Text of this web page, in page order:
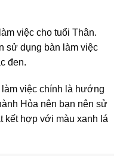
việc cho tuổi Thân.
sử dụng bàn làm việc
đen.
việc chính là hướng
Hỏa nên bạn nên sử
kết hợp với màu xanh lá